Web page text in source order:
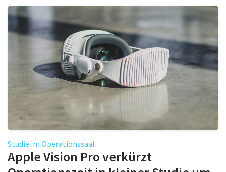
Studie im Operationssaal
Apple Vision Pro verkürzt